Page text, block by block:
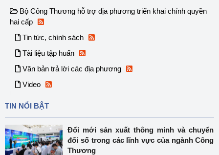
Bộ Công Thương hỗ trợ địa phương triển khai chính quyền
hai cấp
Tin tức, chính sách
Tài liệu tập huấn
Văn bản trả lời các địa phương
Video
TIN NỔI BẬT
Đổi mới sản xuất thông minh và chuyển
đổi số trong các lĩnh vực của ngành Công
Thương